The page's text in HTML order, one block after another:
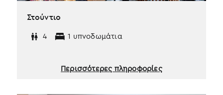
Στούντιο
4 1 υπνοδωμάτια
Περισσότερες πληροφορίες